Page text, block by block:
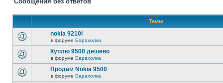
Темы
nokia 9210i
в форуме Барахолка
Куплю 9500 дешево
в форуме Барахолка
Продам Nokia 9500
в форуме Барахолка